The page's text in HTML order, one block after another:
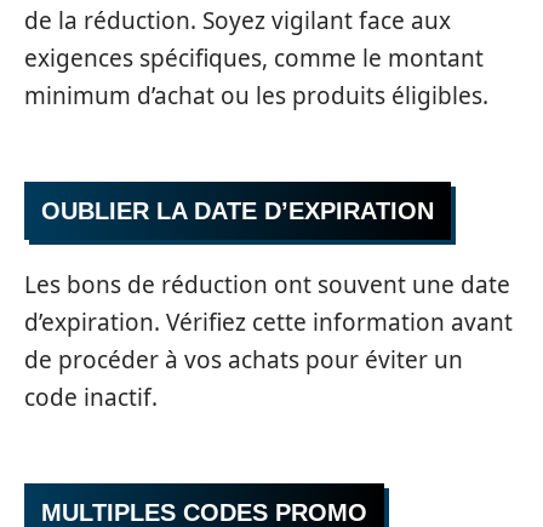
de la réduction. Soyez vigilant face aux
exigences spécifiques, comme le montant
minimum d’achat ou les produits éligibles.
OUBLIER LA DATE D’EXPIRATION
Les bons de réduction ont souvent une date
d’expiration. Vérifiez cette information avant
de procéder à vos achats pour éviter un
code inactif.
MULTIPLES CODES PROMO